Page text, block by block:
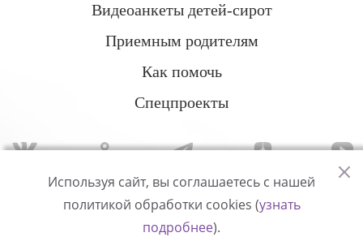
Видеоанкеты детей-сирот
Приемным родителям
Как помочь
Спецпроекты
Политика конфиденциальности
Используя сайт, вы соглашаетесь с нашей
политикой обработки cookies (узнать
подробнее).